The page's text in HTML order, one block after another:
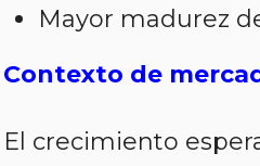
Mayor madurez
Contexto de
El crecimiento